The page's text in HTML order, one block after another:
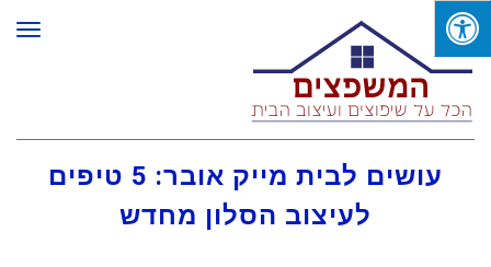
עושים לבית מייק אובר: 5 טיפים
לעיצוב הסלון מחדש